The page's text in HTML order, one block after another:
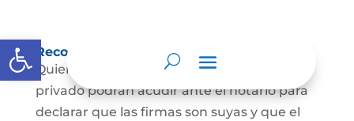
Abrir barra de herramientas
Reconocimiento de firma y contenido
Quienes hayan firmado un documento
privado podrán acudir ante el notario para
declarar que las firmas son suyas y que el